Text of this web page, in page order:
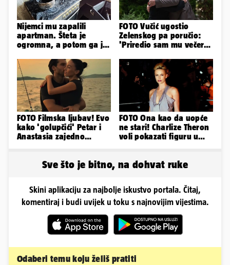
Nijemci mu zapalili
apartman. Šteta je
ogromna, a potom ga je
Bookinga
FOTO Vučić ugostio
Zelenskog pa poručio:
'Priredio sam mu večeru
FOTO Filmska ljubav! Evo
kako 'golupčići' Petar i
Anastasia zajedno
FOTO Ona kao da uopće
ne stari! Charlize Theron
voli pokazati figuru u
Sve što je bitno, na dohvat ruke
Skini aplikaciju za najbolje iskustvo portala. Čitaj,
komentiraj i budi uvijek u toku s najnovijim vijestima.
Odaberi temu koju želiš pratiti